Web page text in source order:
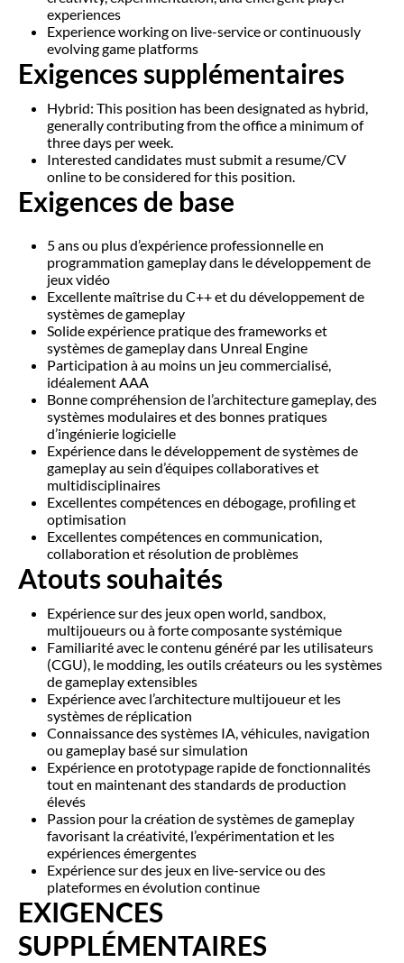
experiences
Experience working on live-service or continuously
evolving game platforms
Exigences supplémentaires
Hybrid: This position has been designated as hybrid,
generally contributing from the office a minimum of
three days per week.
Interested candidates must submit a resume/CV
online to be considered for this position.
Exigences de base
5 ans ou plus d’expérience professionnelle en
programmation gameplay dans le développement de
jeux vidéo
Excellente maîtrise du C++ et du développement de
systèmes de gameplay
Solide expérience pratique des frameworks et
systèmes de gameplay dans Unreal Engine
Participation à au moins un jeu commercialisé,
idéalement AAA
Bonne compréhension de l’architecture gameplay, des
systèmes modulaires et des bonnes pratiques
d’ingénierie logicielle
Expérience dans le développement de systèmes de
gameplay au sein d’équipes collaboratives et
multidisciplinaires
Excellentes compétences en débogage, profiling et
optimisation
Excellentes compétences en communication,
collaboration et résolution de problèmes
Atouts souhaités
Expérience sur des jeux open world, sandbox,
multijoueurs ou à forte composante systémique
Familiarité avec le contenu généré par les utilisateurs
(CGU), le modding, les outils créateurs ou les systèmes
de gameplay extensibles
Expérience avec l’architecture multijoueur et les
systèmes de réplication
Connaissance des systèmes IA, véhicules, navigation
ou gameplay basé sur simulation
Expérience en prototypage rapide de fonctionnalités
tout en maintenant des standards de production
élevés
Passion pour la création de systèmes de gameplay
favorisant la créativité, l’expérimentation et les
expériences émergentes
Expérience sur des jeux en live-service ou des
plateformes en évolution continue
EXIGENCES
SUPPLÉMENTAIRES